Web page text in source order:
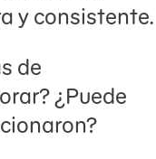
y consistente.
de
¿Puede